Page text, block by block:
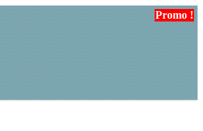
Promo !
Promo !
Promo !